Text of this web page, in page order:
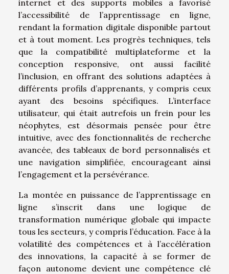
internet et des supports mobiles a favorisé
l’accessibilité de l’apprentissage en ligne,
rendant la formation digitale disponible partout
et à tout moment. Les progrès techniques, tels
que la compatibilité multiplateforme et la
conception responsive, ont aussi facilité
l’inclusion, en offrant des solutions adaptées à
différents profils d’apprenants, y compris ceux
ayant des besoins spécifiques. L’interface
utilisateur, qui était autrefois un frein pour les
néophytes, est désormais pensée pour être
intuitive, avec des fonctionnalités de recherche
avancée, des tableaux de bord personnalisés et
une navigation simplifiée, encourageant ainsi
l’engagement et la persévérance.
La montée en puissance de l’apprentissage en
ligne s’inscrit dans une logique de
transformation numérique globale qui impacte
tous les secteurs, y compris l’éducation. Face à la
volatilité des compétences et à l’accélération
des innovations, la capacité à se former de
façon autonome devient une compétence clé